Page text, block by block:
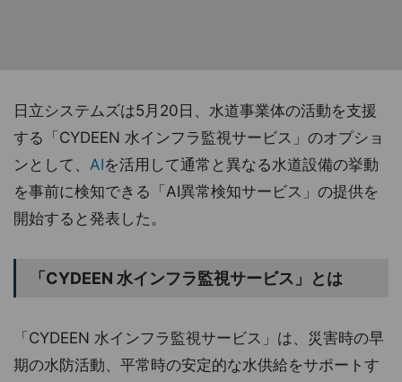
日立システムズは5月20日、水道事業体の活動を支援
する「CYDEEN 水インフラ監視サービス」のオプショ
ンとして、 AIを活用して通常と異なる水道設備の挙動
を事前に検知できる「AI異常検知サービス」の提供を
開始すると発表した。
「CYDEEN 水インフラ監視サービス」とは
「CYDEEN 水インフラ監視サービス」は、災害時の早
期の水防活動、平常時の安定的な水供給をサポートす